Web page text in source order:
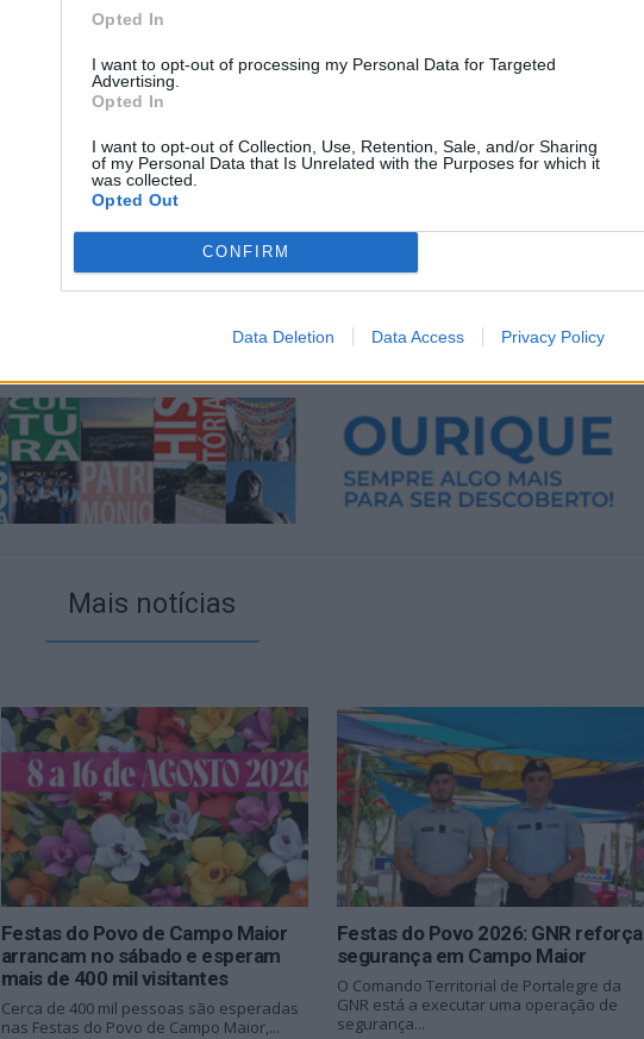
Opted In
I want to opt-out of processing my Personal Data for Targeted
Advertising.
Opted In
I want to opt-out of Collection, Use, Retention, Sale, and/or Sharing
of my Personal Data that Is Unrelated with the Purposes for which it
was collected.
Opted Out
CONFIRM
Data Deletion Data Access Privacy Policy
Mais notícias
Festas do Povo de Campo Maior
arrancam no sábado e esperam
mais de 400 mil visitantes
Cerca de 400 mil pessoas são esperadas
nas Festas do Povo de Campo Maior,...
Festas do Povo 2026: GNR reforça
segurança em Campo Maior
O Comando Territorial de Portalegre da
GNR está a executar uma operação de
segurança...